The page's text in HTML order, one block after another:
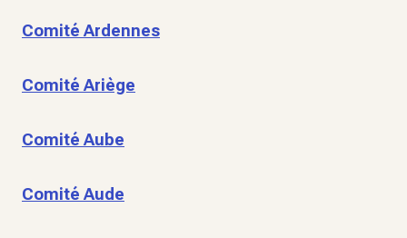
Comité Ardennes
Comité Ariège
Comité Aube
Comité Aude